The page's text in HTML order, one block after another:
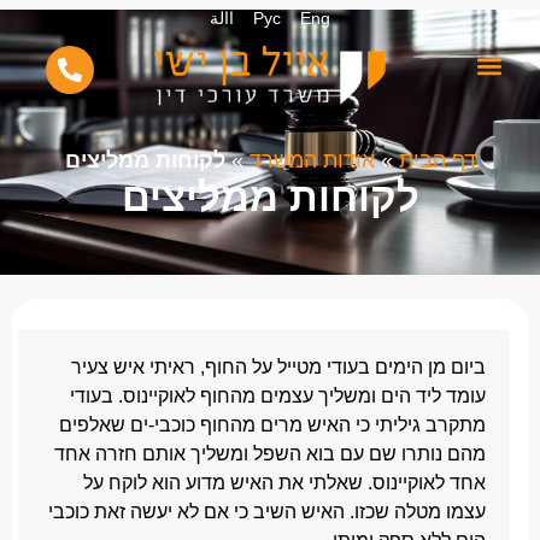
Eng
Рус االة
דף הבית»אודות המשרד»לקוחות ממליצים
לקוחות ממליצים
ביום מן הימים בעודי מטייל על החוף, ראיתי איש צעיר
עומד ליד הים ומשליך עצמים מהחוף לאוקיינוס. בעודי
מתקרב גיליתי כי האיש מרים מהחוף כוכבי-ים שאלפים
מהם נותרו שם עם בוא השפל ומשליך אותם חזרה אחד
אחד לאוקיינוס. שאלתי את האיש מדוע הוא לוקח על
עצמו מטלה שכזו. האיש השיב כי אם לא יעשה זאת כוכבי